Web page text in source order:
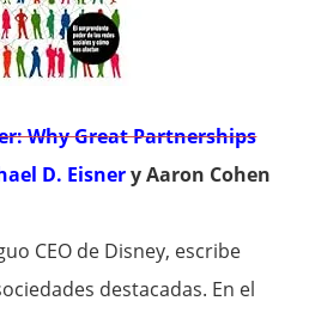
Why Great Partnerships
D. Eisnery Aaron Cohen
CEO de Disney, escribe
destacadas. En el